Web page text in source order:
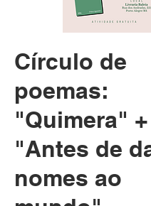
Círculo de
poemas:
"Quimera" +
"Antes de
nomes ao